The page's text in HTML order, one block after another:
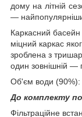
дому на літній
—
Каркасний басейн
міцний каркас
зроблена з
один зовнішній —
Об'єм води (90%):
До комплекту
Фільтраційне